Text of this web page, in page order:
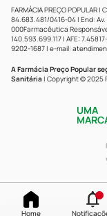
Home
FARMÁCIA PREÇO
84.683.481/0416-04 | End:
000Farmacêutica
140.593.699.117 | AFE:
9202-1687 | e-mail:
A Farmácia Preço Popular
Sanitária | Copyright © 2025
UMA